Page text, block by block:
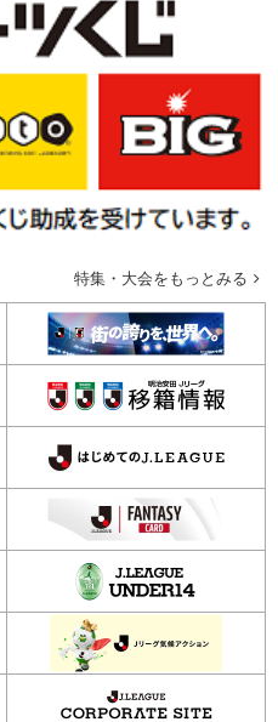
特集・大会をもっとみる